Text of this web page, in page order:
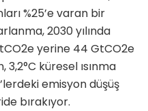
%25’e varan bir
2030 yılında
yerine 44 GtCO2e
küresel ısınma
emisyon düşüş
bırakıyor.